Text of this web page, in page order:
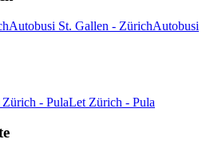
Autobusi St. Gallen - ZürichAutobusi
- PulaLet Zürich - Pula